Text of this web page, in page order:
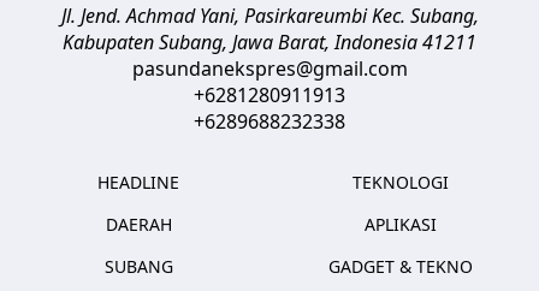
Jl. Jend. Achmad Yani, Pasirkareumbi Kec. Subang,
Kabupaten Subang, Jawa Barat,Indonesia41211
pasundanekspres@gmail.com
+6281280911913
+6289688232338
HEADLINE
DAERAH
SUBANG
TEKNOLOGI
APLIKASI
GADGET & TEKNO